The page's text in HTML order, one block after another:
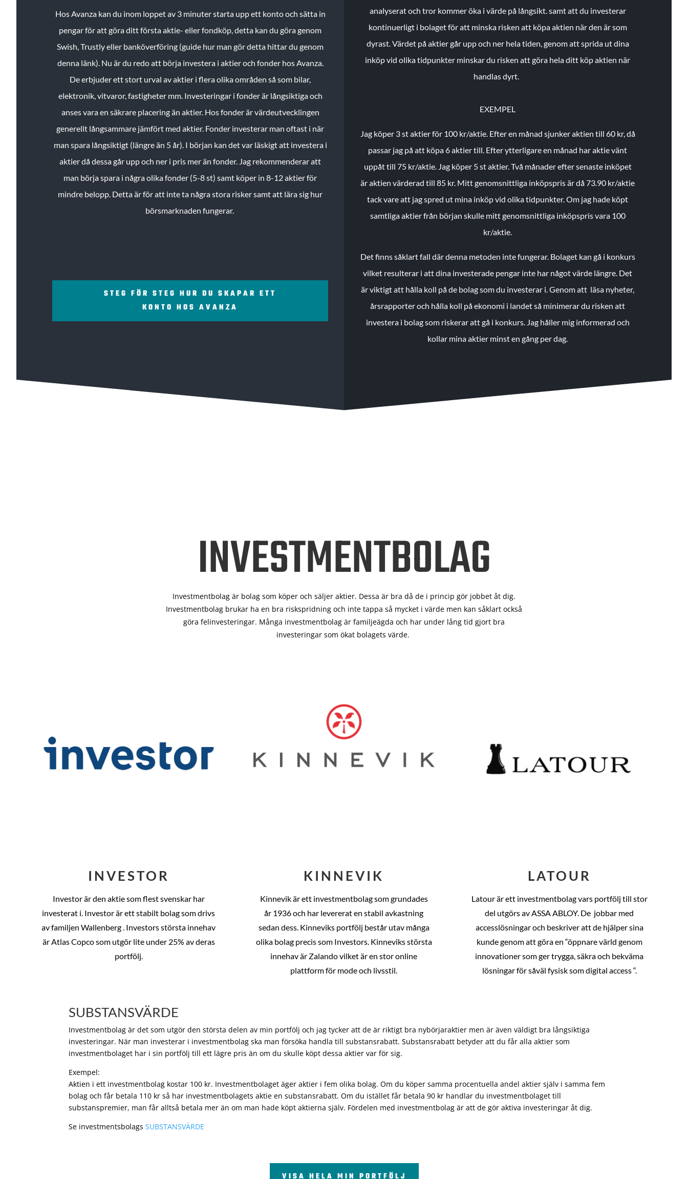
Hos Avanza kan du inom loppet av 3 minuter starta upp ett konto och sätta in
pengar för att göra ditt första aktie- eller fondköp, detta kan du göra genom
Swish, Trustly eller banköverföring (guide hur man gör detta hittar du genom
denna länk). Nu är du redo att börja investera i aktier och fonder hos Avanza.
De erbjuder ett stort urval av aktier i flera olika områden så som bilar,
elektronik, vitvaror, fastigheter mm. Investeringar i fonder är långsiktiga och
anses vara en säkrare placering än aktier. Hos fonder är värdeutvecklingen
generellt långsammare jämfört med aktier. Fonder investerar man oftast i när
man spara långsiktigt (längre än 5 år). I början kan det var läskigt att investera i
aktier då dessa går upp och ner i pris mer än fonder. Jag rekommenderar att
man börja spara i några olika fonder (5-8 st) samt köper in 8-12 aktier för
mindre belopp. Detta är för att inte ta några stora risker samt att lära sig hur
börsmarknaden fungerar.
STEG FÖR STEG HUR DU SKAPAR ETT
KONTO HOS AVANZA
analyserat och tror kommer öka i värde på långsikt. samt att du investerar
kontinuerligt i bolaget för att minska risken att köpa aktien när den är som
dyrast. Värdet på aktier går upp och ner hela tiden, genom att sprida ut dina
inköp vid olika tidpunkter minskar du risken att göra hela ditt köp aktien när
handlas dyrt.
EXEMPEL
Jag köper 3 st aktier för 100 kr/aktie. Efter en månad sjunker aktien till 60 kr, då
passar jag på att köpa 6 aktier till. Efter ytterligare en månad har aktie vänt
uppåt till 75 kr/aktie. Jag köper 5 st aktier.Två månader efter senaste inköpet
är aktien värderad till 85 kr. Mitt genomsnittliga inköpspris är då 73.90 kr/aktie
tack vare att jag spred ut mina inköp vid olika tidpunkter. Om jag hade köpt
samtliga aktier från början skulle mitt genomsnittliga inköpspris vara 100
kr/aktie.
Det finns såklart fall där denna metoden inte fungerar. Bolaget kan gå i konkurs
vilket resulterar i att dina investerade pengar inte har något värde längre. Det
är viktigt att hålla koll på de bolag som du investerar i. Genom att läsa nyheter,
årsrapporter och hålla koll på ekonomi i landet så minimerar du risken att
investera i bolag som riskerar att gå i konkurs. Jag håller mig informerad och
kollar mina aktier minst en gång per dag.
INVESTMENTBOLAG
Investmentbolag är bolag som köper och säljer aktier. Dessa är bra då de i princip gör jobbet åt dig.
Investmentbolag brukar ha en bra riskspridning och inte tappa så mycket i värde men kan såklart också
göra felinvesteringar. Många investmentbolag är familjeägda och har under lång tid gjort bra
investeringar som ökat bolagets värde.
INVESTOR
Investor är den aktie som flest svenskar har
investerat i. Investor är ett stabilt bolag som drivs
av familjen Wallenberg . Investors största innehav
är Atlas Copco som utgör lite under 25% av deras
portfölj.
KINNEVIK
Kinnevik är ett investmentbolag som grundades
år 1936 och har levererat en stabil avkastning
sedan dess. Kinneviks portfölj består utav många
olika bolag precis som Investors. Kinneviks största
innehav är Zalando vilket är en stor online
plattform för mode och livsstil.
LATOUR
Latour är ett investmentbolag vars portfölj till stor
del utgörs av ASSA ABLOY. De jobbar med
accesslösningar och beskriver att de hjälper sina
kunde genom att göra en “öppnare värld genom
innovationer som ger trygga, säkra och bekväma
lösningar för såväl fysisk som digital access “.
SUBSTANSVÄRDE
Investmentbolag är det som utgör den största delen av min portfölj och jag tycker att de är riktigt bra nybörjaraktier men är även väldigt bra långsiktiga
investeringar. När man investerar i investmentbolag ska man försöka handla till substansrabatt. Substansrabatt betyder att du får alla aktier som
investmentbolaget har i sin portfölj till ett lägre pris än om du skulle köpt dessa aktier var för sig.
Exempel:
Aktien i ett investmentbolag kostar 100 kr. Investmentbolaget äger aktier i fem olika bolag. Om du köper samma procentuella andel aktier själv i samma fem
bolag och får betala 110 kr så har investmentbolagets aktie en substansrabatt. Om du istället får betala 90 kr handlar du investmentbolaget till
substanspremier, man får alltså betala mer än om man hade köpt aktierna själv. Fördelen med investmentbolag är att de gör aktiva investeringar åt dig.
Se investmentsbolagsSUBSTANSVÄRDE
VISA HELA MIN PORTFÖLJ